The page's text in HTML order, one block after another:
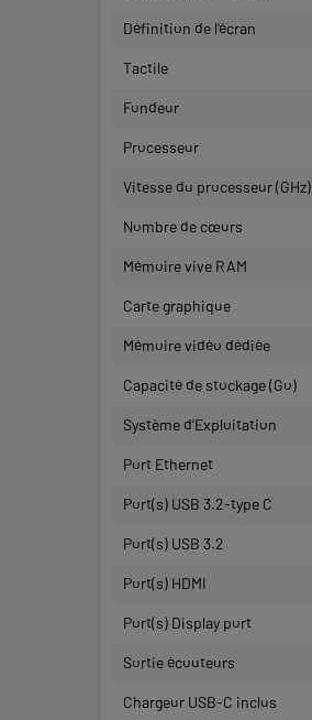
Définition de l'écran
Tactile
Fondeur
Processeur
Vitesse du processeur (GHz)
Nombre de cœurs
Mémoire vive RAM
Carte graphique
Mémoire vidéo dédiée
Capacité de stockage (Go)
Système d'Exploitation
Port Ethernet
Port(s) USB 3.2-type C
Port(s) USB 3.2
Port(s) HDMI
Port(s) Display port
Sortie écouteurs
Chargeur USB-C inclus